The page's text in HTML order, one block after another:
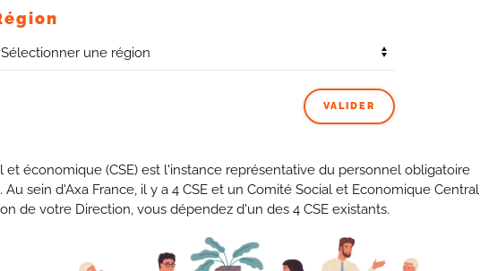
2026 est désormais connu : ce sera 850€
la dynamique de progression en vigueur qui
intervient dans un contexte de résultats exceptionnels
Consacrer des milliards au rachat d’actions avec le
produit de la vente d’AIM ne pose pas problème, alors
VALIDER
et économique (CSE) est l'instance représentative du personnel obligatoire
Au sein d'Axa France, il y a 4 CSE et un Comité Social et Economique Central
de votre Direction, vous dépendez d'un des 4 CSE existants.